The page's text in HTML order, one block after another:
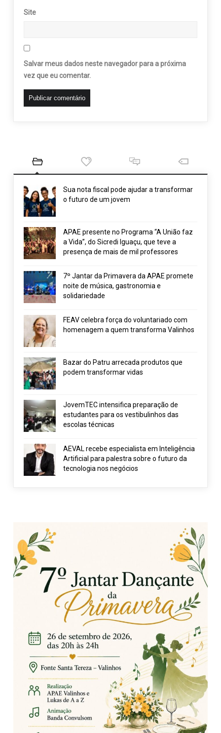
Site
Salvar meus dados neste navegador para a próxima
vez que eu comentar.
Sua nota fiscal pode ajudar a transformar
o futuro de um jovem
APAE presente no Programa “A União faz
a Vida”, do Sicredi Iguaçu, que teve a
presença de mais de mil professores
7º Jantar da Primavera da APAE promete
noite de música, gastronomia e
solidariedade
FEAV celebra força do voluntariado com
homenagem a quem transforma Valinhos
Bazar do Patru arrecada produtos que
podem transformar vidas
JovemTEC intensifica preparação de
estudantes para os vestibulinhos das
escolas técnicas
AEVAL recebe especialista em Inteligência
Artificial para palestra sobre o futuro da
tecnologia nos negócios